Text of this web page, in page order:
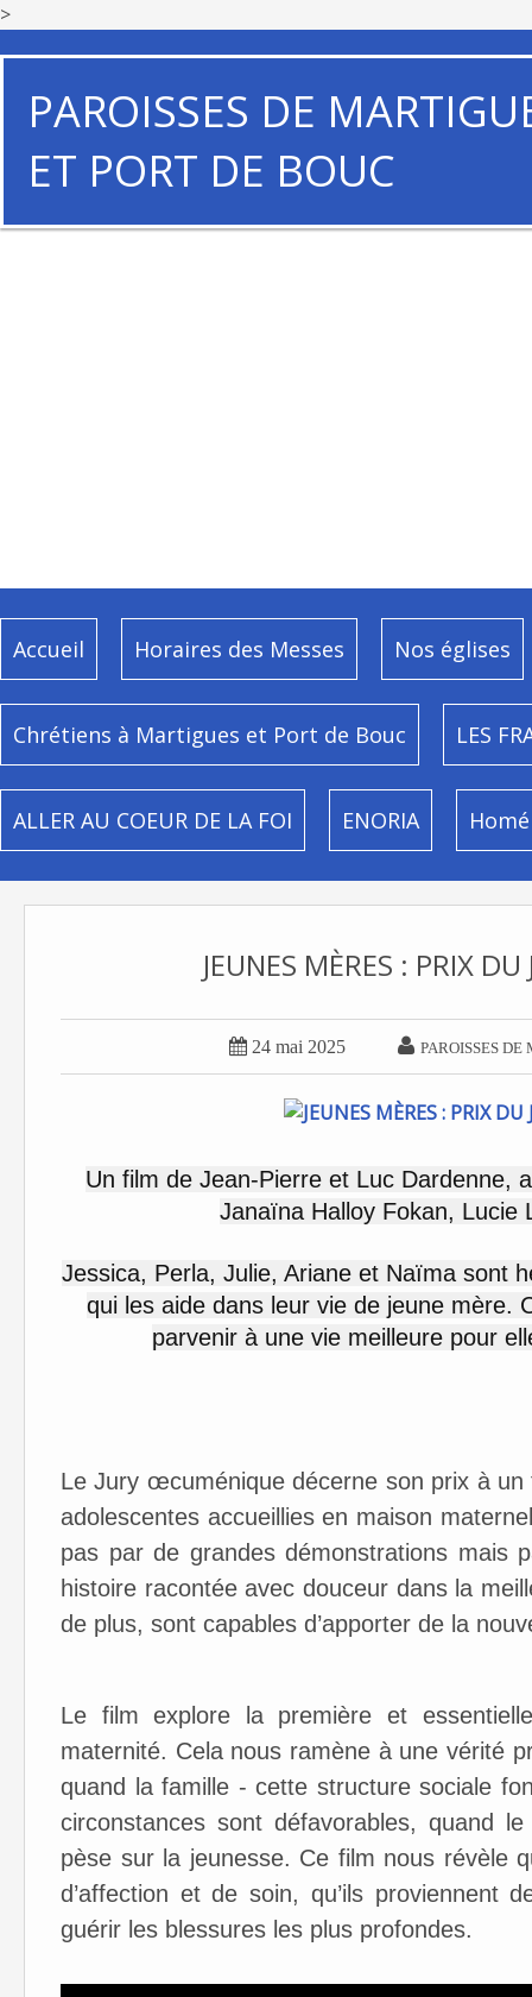
>
PAROISSES DE
ET PORT DE BOUC
Accueil Horaires des Messes Nos églises
Chrétiens à Martigues et Port de Bouc LES
ALLER AU COEUR DE LA FOI ENORIA
JEUNES MÈRES : PRIX
 24 mai 2025  PAROISSES DE
Un film de Jean-Pierre et Luc Dardenne,
Janaïna Halloy Fokan, Lucie
Jessica, Perla, Julie, Ariane et Naïma sont
qui les aide dans leur vie de jeune mère.
parvenir à une vie meilleure pour
Le Jury œcuménique décerne son prix à
adolescentes accueillies en maison
pas par de grandes démonstrations mais
histoire racontée avec douceur dans la
de plus, sont capables d’apporter de la
Le film explore la première et
maternité. Cela nous ramène à une vérité
quand la famille - cette structure sociale
circonstances sont défavorables, quand
pèse sur la jeunesse. Ce film nous révèle
d’affection et de soin, qu’ils proviennent
guérir les blessures les plus profondes.